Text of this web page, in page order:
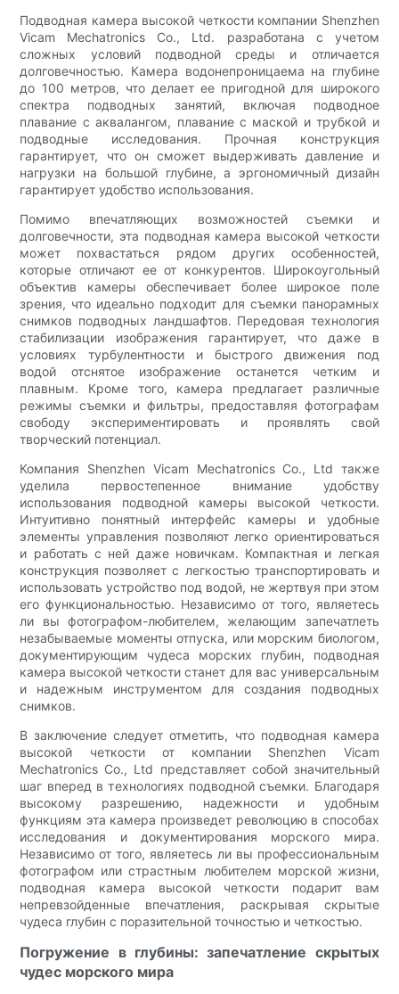
Подводная камера высокой четкости компании Shenzhen
Vicam Mechatronics Co., Ltd. разработана с учетом
сложных условий подводной среды и отличается
долговечностью. Камера водонепроницаема на глубине
до 100 метров, что делает ее пригодной для широкого
спектра подводных занятий, включая подводное
плавание с аквалангом, плавание с маской и трубкой и
подводные исследования. Прочная конструкция
гарантирует, что он сможет выдерживать давление и
нагрузки на большой глубине, а эргономичный дизайн
гарантирует удобство использования.
Помимо впечатляющих возможностей съемки и
долговечности, эта подводная камера высокой четкости
может похвастаться рядом других особенностей,
которые отличают ее от конкурентов. Широкоугольный
объектив камеры обеспечивает более широкое поле
зрения, что идеально подходит для съемки панорамных
снимков подводных ландшафтов. Передовая технология
стабилизации изображения гарантирует, что даже в
условиях турбулентности и быстрого движения под
водой отснятое изображение останется четким и
плавным. Кроме того, камера предлагает различные
режимы съемки и фильтры, предоставляя фотографам
свободу экспериментировать и проявлять свой
творческий потенциал.
Компания Shenzhen Vicam Mechatronics Co., Ltd также
уделила первостепенное внимание удобству
использования подводной камеры высокой четкости.
Интуитивно понятный интерфейс камеры и удобные
элементы управления позволяют легко ориентироваться
и работать с ней даже новичкам. Компактная и легкая
конструкция позволяет с легкостью транспортировать и
использовать устройство под водой, не жертвуя при этом
его функциональностью. Независимо от того, являетесь
ли вы фотографом-любителем, желающим запечатлеть
незабываемые моменты отпуска, или морским биологом,
документирующим чудеса морских глубин, подводная
камера высокой четкости станет для вас универсальным
и надежным инструментом для создания подводных
снимков.
В заключение следует отметить, что подводная камера
высокой четкости от компании Shenzhen Vicam
Mechatronics Co., Ltd представляет собой значительный
шаг вперед в технологиях подводной съемки. Благодаря
высокому разрешению, надежности и удобным
функциям эта камера произведет революцию в способах
исследования и документирования морского мира.
Независимо от того, являетесь ли вы профессиональным
фотографом или страстным любителем морской жизни,
подводная камера высокой четкости подарит вам
непревзойденные впечатления, раскрывая скрытые
чудеса глубин с поразительной точностью и четкостью.
Погружение в глубины: запечатление скрытых
чудес морского мира